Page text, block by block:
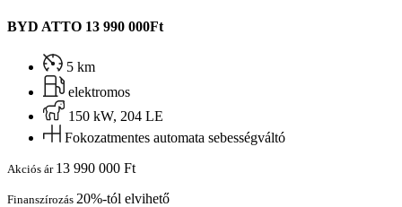
BYD ATTO 13 990 000Ft
5 km
elektromos
150 kW, 204 LE
Fokozatmentes automata sebességváltó
Akciós ár 13 990 000 Ft
Finanszírozás 20%-tól elvihető